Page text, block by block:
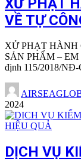
XỬ PHẠT
VỀ TỰ
XỬ PHẠT HÀNH
SẢN PHẨM – EM
định 115/2018/
2024
DỊCH VỤ